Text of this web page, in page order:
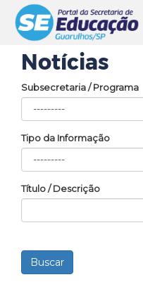
Notícias
Subsecretaria / Programa
Tipo da Informação
Título / Descrição